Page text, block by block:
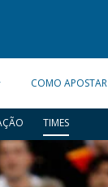
COMO APOSTAR
TIMES